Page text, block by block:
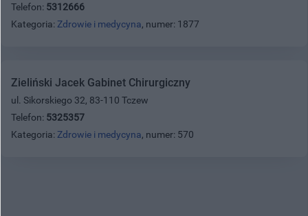
Telefon: 5312666
Kategoria: Zdrowie i medycyna, numer: 1877
Zieliński Jacek Gabinet Chirurgiczny
ul. Sikorskiego 32, 83-110 Tczew
Telefon: 5325357
Kategoria: Zdrowie i medycyna, numer: 570